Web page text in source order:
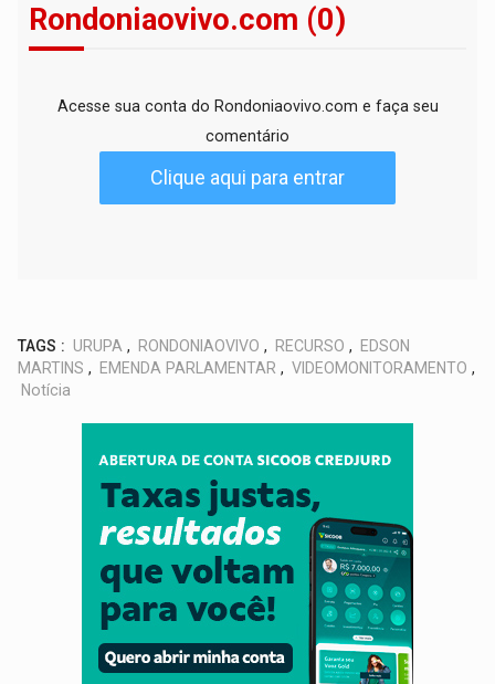
Rondoniaovivo.com (0)
Acesse sua conta do Rondoniaovivo.com e faça seu
comentário
Clique aqui para entrar
TAGS : URUPA , RONDONIAOVIVO , RECURSO , EDSON
MARTINS , EMENDA PARLAMENTAR , VIDEOMONITORAMENTO ,
Notícia